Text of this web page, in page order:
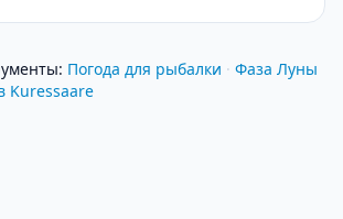
: Погода для рыбалки · Фаза Луны
Kuressaare